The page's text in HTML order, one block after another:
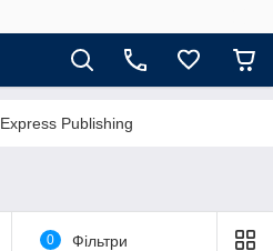
Express Publishing
0 Фільтри